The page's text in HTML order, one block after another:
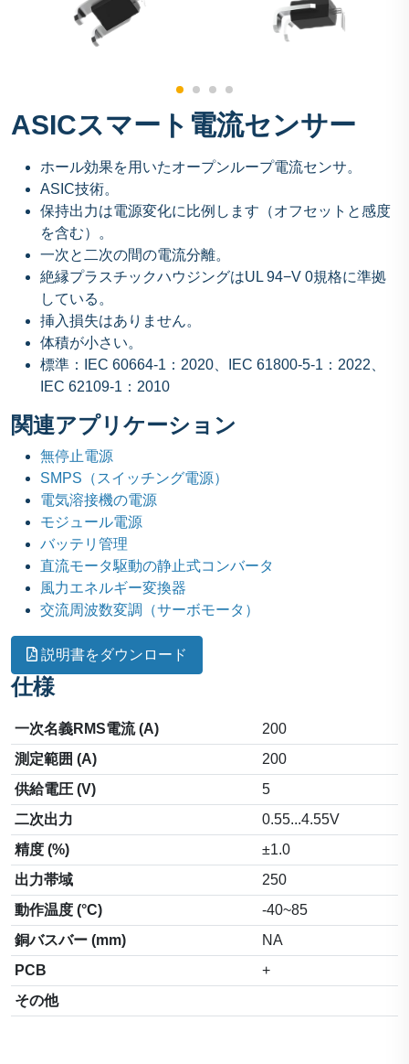
ASICスマート電流センサー
ホール効果を用いたオープンループ電流センサ。
ASIC技術。
保持出力は電源変化に比例します（オフセットと感度
を含む）。
一次と二次の間の電流分離。
絶縁プラスチックハウジングはUL 94−V 0規格に準拠
している。
挿入損失はありません。
体積が小さい。
標準：IEC 60664-1：2020、IEC 61800-5-1：2022、
IEC 62109-1：2010
関連アプリケーション
無停止電源
SMPS（スイッチング電源）
電気溶接機の電源
モジュール電源
バッテリ管理
直流モータ駆動の静止式コンバータ
風力エネルギー変換器
交流周波数変調（サーボモータ）
説明書をダウンロード
仕様
一次名義RMS電流 (A)
200
測定範囲 (A)
200
供給電圧 (V)
5
二次出力
0.55...4.55V
精度 (%)
±1.0
出力帯域
250
動作温度 (°C)
-40~85
銅バスバー (mm)
NA
PCB
+
その他